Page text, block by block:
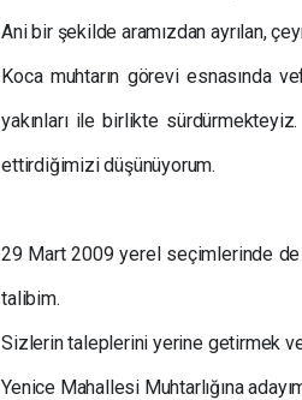
Ani bir şekilde aramızdan ayrılan,
Koca muhtarın görevi esnasında
yakınları ile birlikte
ettirdiğimizi düşünüyorum.
29 Mart 2009 yerel seçimlerinde de
talibim.
Sizlerin taleplerini yerine getirmek
Yenice Mahallesi Muhtarlığına